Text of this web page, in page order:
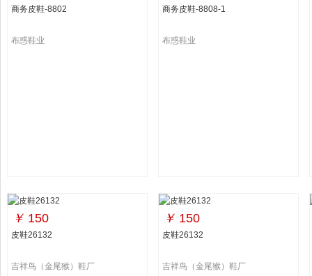
商务皮鞋-8802
布惑鞋业
商务皮鞋-8808-1
布惑鞋业
￥ 150
皮鞋26132
吉祥鸟（金尾猴）鞋厂
￥ 150
皮鞋26132
吉祥鸟（金尾猴）鞋厂